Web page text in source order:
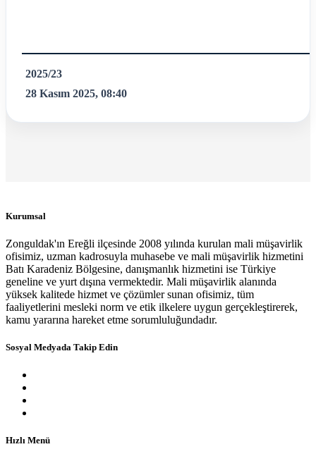
2025/23
28 Kasım 2025, 08:40
Kurumsal
Zonguldak'ın Ereğli ilçesinde 2008 yılında kurulan mali müşavirlik
ofisimiz, uzman kadrosuyla muhasebe ve mali müşavirlik hizmetini
Batı Karadeniz Bölgesine, danışmanlık hizmetini ise Türkiye
geneline ve yurt dışına vermektedir. Mali müşavirlik alanında
yüksek kalitede hizmet ve çözümler sunan ofisimiz, tüm
faaliyetlerini mesleki norm ve etik ilkelere uygun gerçekleştirerek,
kamu yararına hareket etme sorumluluğundadır.
Sosyal Medyada Takip Edin
Hızlı Menü